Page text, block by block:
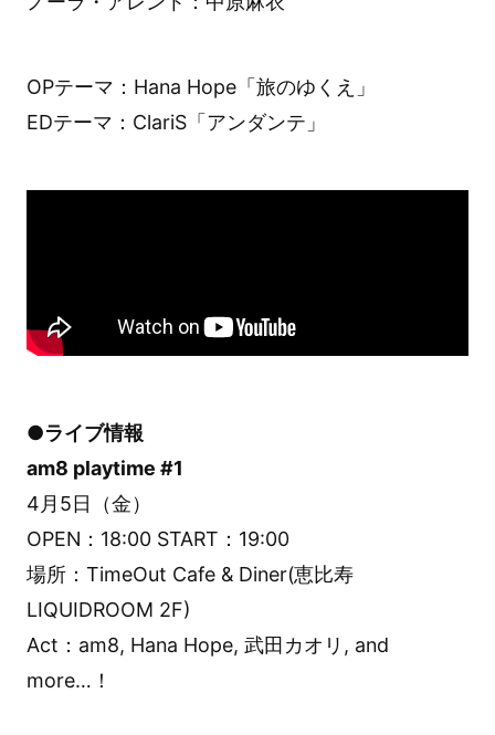
OPテーマ：Hana Hope「旅のゆくえ」
EDテーマ：ClariS「アンダンテ」
●ライブ情報
am8 playtime #1
4月5日（金）
OPEN：18:00 START：19:00
場所：TimeOut Cafe & Diner(恵比寿
LIQUIDROOM 2F)
Act：am8, Hana Hope, 武田カオリ, and
more…！